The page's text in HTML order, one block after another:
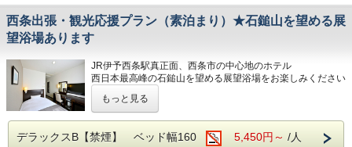
西条出張・観光応援プラン（素泊まり）★石鎚山を望める展
望浴場あります
JR伊予西条駅真正面、西条市の中心地のホテル
西日本最高峰の石鎚山を望める展望浴場をお楽しみください
■男女別展望浴場(最上階：９階)
西日本最高峰の石鎚山や西条市の街並を望める人工ヘルスト
営業時間：14:00~24:00、翌6:00~9:00
もっと見る
デラックスB【禁煙】 ベッド幅160 5,450円～ /人